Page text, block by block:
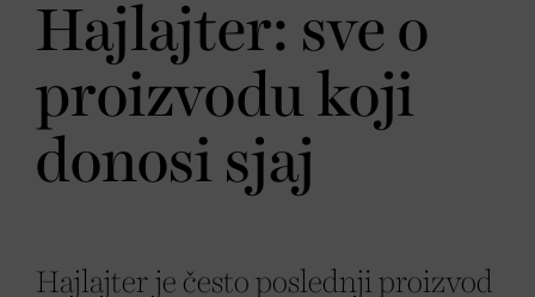
Hajlajter: sve o
proizvodu koji
donosi sjaj
Hajlajter je često poslednji proizvod